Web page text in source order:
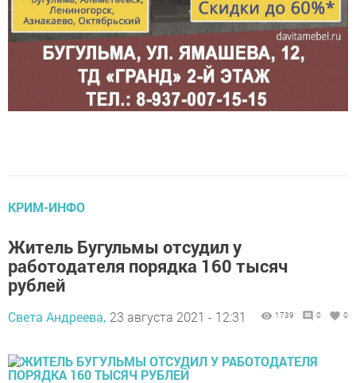
КРИМ-ИНФО
Житель Бугульмы отсудил у
работодателя порядка 160 тысяч
рублей
Света Андреева, 23 августа 2021 - 12:31 1739 0 0